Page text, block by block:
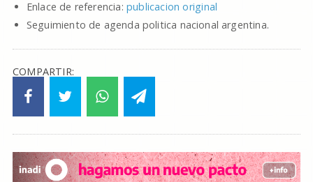
Enlace de referencia: publicacion original
Seguimiento de agenda politica nacional argentina.
COMPARTIR: